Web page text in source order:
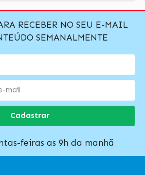
RECEBER NO SEU E-MAIL
SEMANALMENTE
Cadastrar
feiras as 9h da manhã